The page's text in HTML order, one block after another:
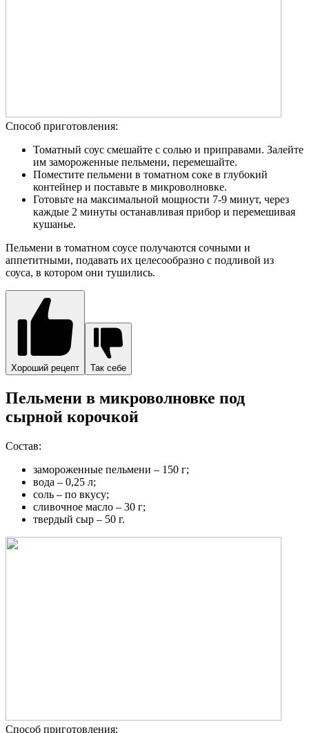
Способ приготовления:
Томатный соус смешайте с солью и приправами. Залейте
им замороженные пельмени, перемешайте.
Поместите пельмени в томатном соке в глубокий
контейнер и поставьте в микроволновке.
Готовьте на максимальной мощности 7-9 минут, через
каждые 2 минуты останавливая прибор и перемешивая
кушанье.
Пельмени в томатном соусе получаются сочными и
аппетитными, подавать их целесообразно с подливой из
соуса, в котором они тушились.
Хороший рецепт Так себе
Пельмени в микроволновке под
сырной корочкой
Состав:
замороженные пельмени – 150 г;
вода – 0,25 л;
соль – по вкусу;
сливочное масло – 30 г;
твердый сыр – 50 г.
Способ приготовления: